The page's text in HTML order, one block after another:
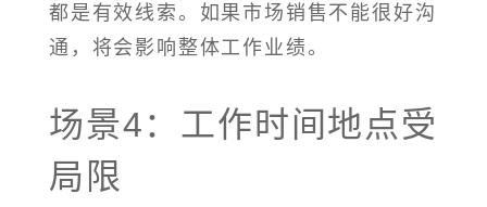
都是有效线索。如果市场销售不能很好沟
通，将会影响整体工作业绩。
场景4：工作时间地点受
局限